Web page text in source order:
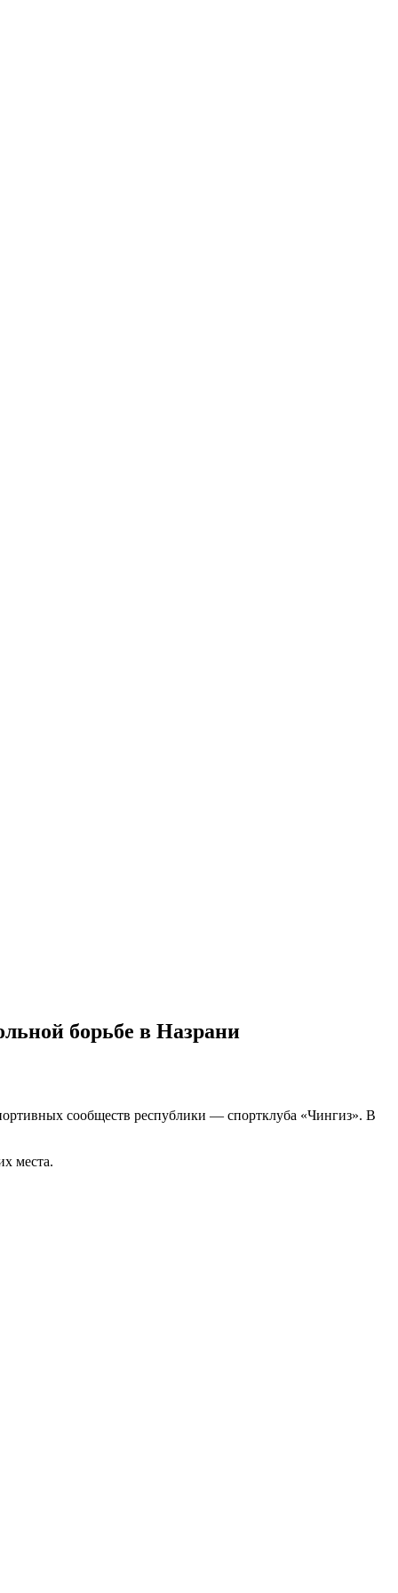
борьбе в Назрани
сообществ республики — спортклуба «Чингиз». В
места.